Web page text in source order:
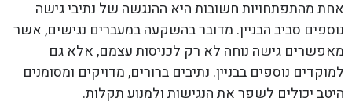
אחת מהתפתחויות חשובות היא ההנגשה של נתיבי גישה
נוספים סביב הבניין. מדובר בהשקעה במעברים נגישים, אשר
מאפשרים גישה נוחה לא רק לכניסות עצמם, אלא גם
למוקדים נוספים בבניין. נתיבים ברורים, מדויקים ומסומנים
היטב יכולים לשפר את הנגישות ולמנוע תקלות.